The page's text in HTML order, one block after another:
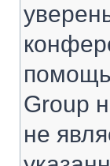
Group
не